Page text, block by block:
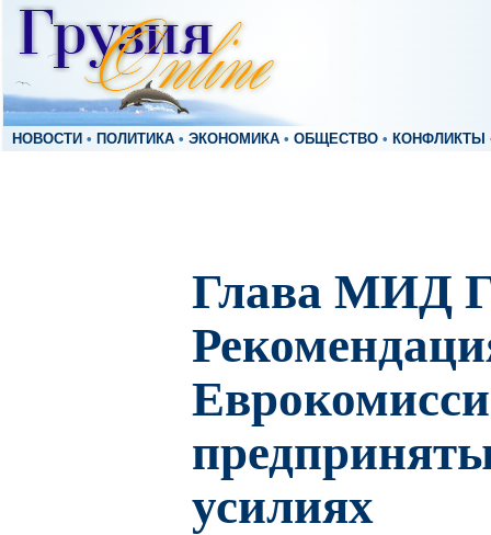
НОВОСТИ • ПОЛИТИКА • ЭКОНОМИКА • ОБЩЕСТВО • КОНФЛИКТЫ
Глава МИД
усилиях